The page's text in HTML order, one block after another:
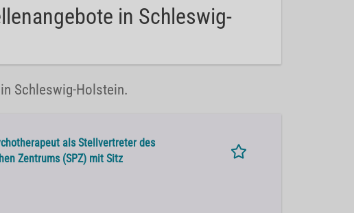
in Schleswig-
Schleswig-Holstein.
als Stellvertreter des
Zentrums (SPZ) mit Sitz